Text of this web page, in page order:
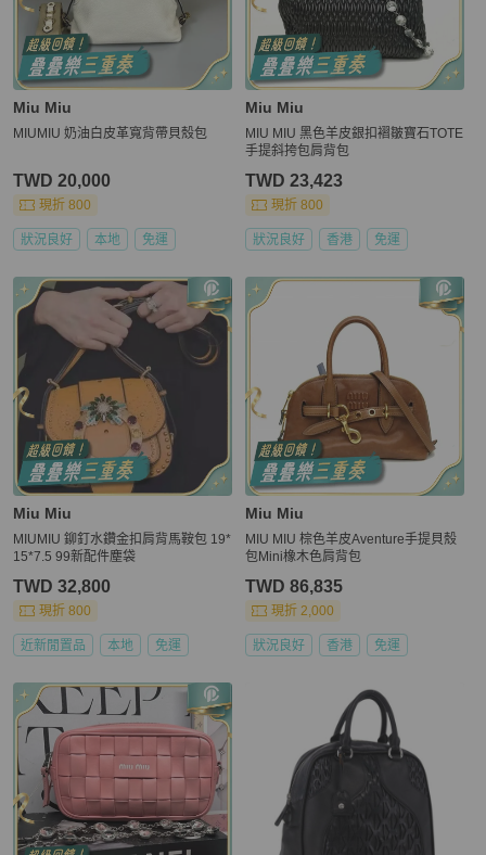
Miu Miu
MIUMIU 奶油白皮革寬背帶貝殼包
TWD 20,000
現折 800
狀況良好 本地 免運
Miu Miu
MIU MIU 黑色羊皮銀扣褶皺寶石TOTE
手提斜挎包肩背包
TWD 23,423
現折 800
狀況良好 香港 免運
Miu Miu
MIUMIU 鉚釘水鑽金扣肩背馬鞍包 19*
15*7.5 99新配件塵袋
TWD 32,800
現折 800
近新閒置品 本地 免運
Miu Miu
MIU MIU 棕色羊皮Aventure手提貝殼
包Mini橡木色肩背包
TWD 86,835
現折 2,000
狀況良好 香港 免運